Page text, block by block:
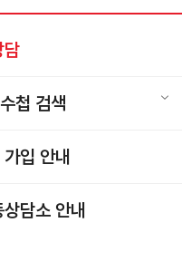
담
첩 검색
입 안내
담소 안내